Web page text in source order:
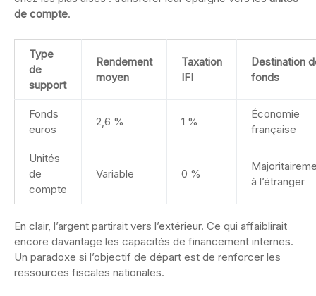
de compte.
Type
de
support
Rendement
moyen
Taxation
IFI
Destination
fonds
Fonds
euros
2,6 % 1 %
Économie
française
Unités
de
compte
Variable 0 %
à l’étranger
En clair, l’argent partirait vers l’extérieur. Ce qui affaiblirait
encore davantage les capacités de financement internes.
Un paradoxe si l’objectif de départ est de renforcer les
ressources fiscales nationales.